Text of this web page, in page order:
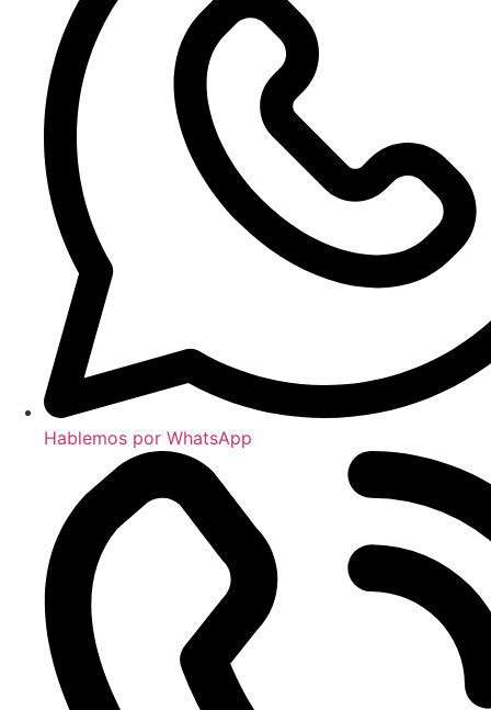
Hablemos por WhatsApp